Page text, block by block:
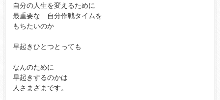
自分の人生を変えるために
最重要な　自分作戦タイムを
もちたいのか
早起きひとつとっても
なんのために
早起きするのかは
人さまざまです。